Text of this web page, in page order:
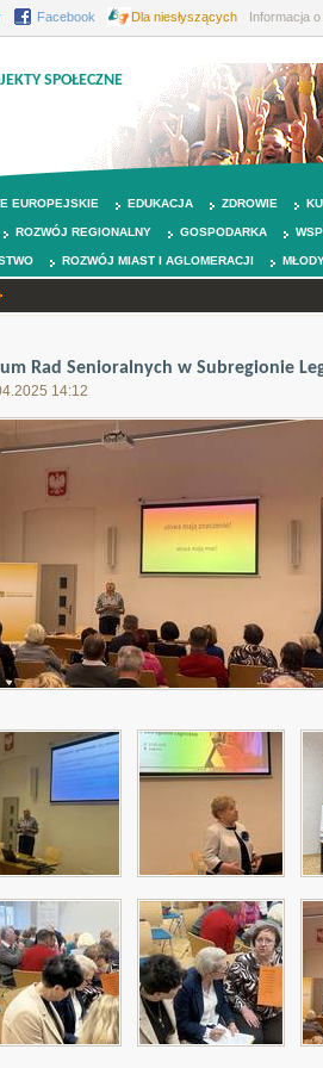
Facebook Dla niesłyszących Informacja
SPOŁECZNE
EUROPEJSKIE EDUKACJA ZDROWIE
ROZWÓJ REGIONALNY GOSPODARKA
ROZWÓJ MIAST I AGLOMERACJI
Rad Senioralnych w Subregionie
14:12